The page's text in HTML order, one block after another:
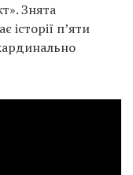
Знята
історії п’яти